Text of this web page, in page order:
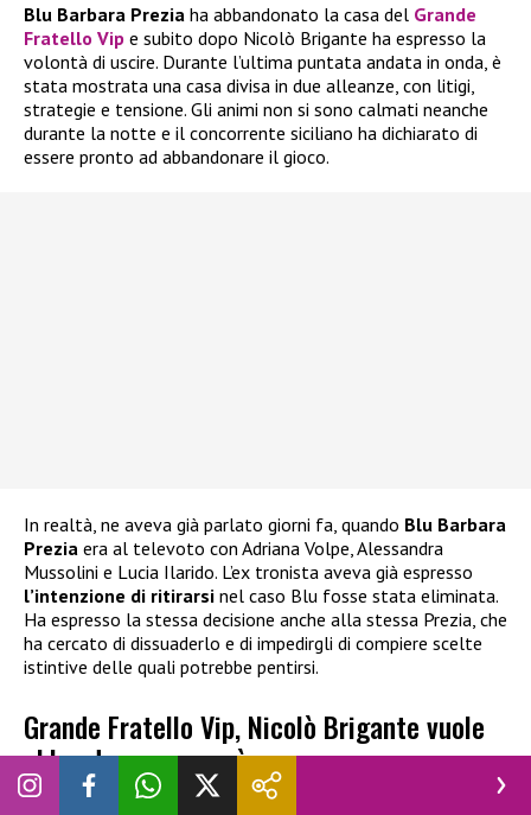
Blu Barbara Prezia ha abbandonato la casa del Grande
Fratello Vip e subito dopo Nicolò Brigante ha espresso la
volontà di uscire. Durante l’ultima puntata andata in onda, è
stata mostrata una casa divisa in due alleanze, con litigi,
strategie e tensione. Gli animi non si sono calmati neanche
durante la notte e il concorrente siciliano ha dichiarato di
essere pronto ad abbandonare il gioco.
In realtà, ne aveva già parlato giorni fa, quando Blu Barbara
Prezia era al televoto con Adriana Volpe, Alessandra
Mussolini e Lucia Ilarido. L’ex tronista aveva già espresso
l’intenzione di ritirarsi nel caso Blu fosse stata eliminata.
Ha espresso la stessa decisione anche alla stessa Prezia, che
ha cercato di dissuaderlo e di impedirgli di compiere scelte
istintive delle quali potrebbe pentirsi.
Grande Fratello Vip, Nicolò Brigante vuole
abbandonare: cosa è successo